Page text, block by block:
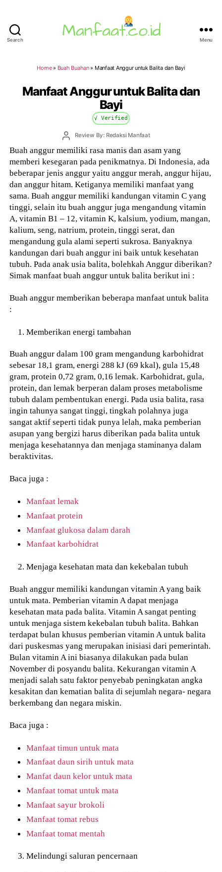
Search Menu
Home» Buah Buahan» Manfaat Anggur untuk Balita dan Bayi
Manfaat Anggur untuk Balita dan
Bayi
√ Verified
PostReview By: Redaksi Manfaat
Buah anggur memiliki rasa manis dan asam yang
memberi kesegaran pada penikmatnya. Di Indonesia, ada
beberapar jenis anggur yaitu anggur merah, anggur hijau,
dan anggur hitam. Ketiganya memiliki manfaat yang
sama. Buah anggur memiliki kandungan vitamin C yang
tinggi, selain itu buah anggur juga mengandung vitamin
A, vitamin B1 – 12, vitamin K, kalsium, yodium, mangan,
kalium, seng, natrium, protein, tinggi serat, dan
mengandung gula alami seperti sukrosa. Banyaknya
kandungan dari buah anggur ini baik untuk kesehatan
tubuh. Pada anak usia balita, bolehkah Anggur diberikan?
Simak manfaat buah anggur untuk balita berikut ini :
Buah anggur memberikan beberapa manfaat untuk balita
:
Memberikan energi tambahan
Buah anggur dalam 100 gram mengandung karbohidrat
sebesar 18,1 gram, energi 288 kJ (69 kkal), gula 15,48
gram, protein 0,72 gram, 0,16 lemak. Karbohidrat, gula,
protein, dan lemak berperan dalam proses metabolisme
tubuh dalam pembentukan energi. Pada usia balita, rasa
ingin tahunya sangat tinggi, tingkah polahnya juga
sangat aktif seperti tidak punya lelah, maka pemberian
asupan yang bergizi harus diberikan pada balita untuk
menjaga kesehatannya dan menjaga staminanya dalam
beraktivitas.
Baca juga :
Manfaat lemak
Manfaat protein
Manfaat glukosa dalam darah
Manfaat karbohidrat
Menjaga kesehatan mata dan kekebalan tubuh
Buah anggur memiliki kandungan vitamin A yang baik
untuk mata. Pemberian vitamin A dapat menjaga
kesehatan mata pada balita. Vitamin A sangat penting
untuk menjaga sistem kekebalan tubuh balita. Bahkan
terdapat bulan khusus pemberian vitamin A untuk balita
dari puskesmas yang merupakan inisiasi dari pemerintah.
Bulan vitamin A ini biasanya dilakukan pada bulan
November di posyandu balita. Kekurangan vitamin A
menjadi salah satu faktor penyebab peningkatan angka
kesakitan dan kematian balita di sejumlah negara- negara
berkembang dan negara miskin.
Baca juga :
Manfaat timun untuk mata
Manfaat daun sirih untuk mata
Manfat daun kelor untuk mata
Manfaat tomat untuk mata
Manfaat sayur brokoli
Manfaat tomat rebus
Manfaat tomat mentah
Melindungi saluran pencernaan